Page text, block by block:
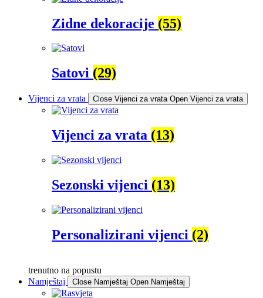
Zidne dekoracije (55)
Satovi (29)
Vijenci za vrata Close Vijenci za vrata Open Vijenci za vrata
Vijenci za vrata (13)
Sezonski vijenci (13)
Personalizirani vijenci (2)
trenutno na popustu
Namještaj
Close Namještaj Open Namještaj